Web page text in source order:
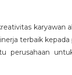
karyawan
terbaik kepada
perusahaan